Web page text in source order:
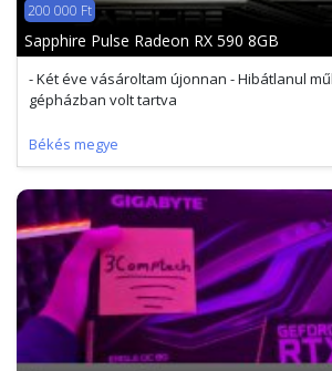
200 000 Ft
Sapphire Pulse Radeon RX 590 8GB
- Két éve vásároltam újonnan - Hibátlanul
gépházban volt tartva
Békés megye